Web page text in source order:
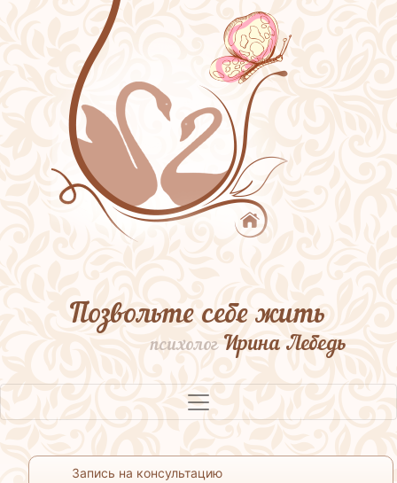
Позвольте себе жить
психологИрина Лебедь
Запись на консультацию